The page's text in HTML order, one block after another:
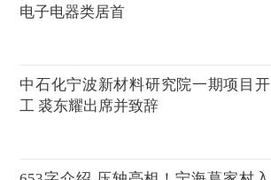
电子电器类居首
中石化宁波新材料研究院一期项目开
工 裘东耀出席并致辞